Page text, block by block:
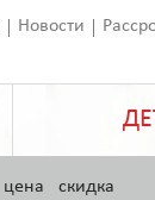
Новости
цена скидка